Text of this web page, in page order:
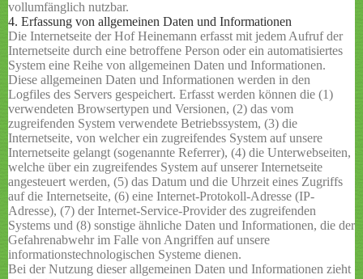
vollumfänglich nutzbar.
4. Erfassung von allgemeinen Daten und Informationen
Die Internetseite der Hof Heinemann erfasst mit jedem Aufruf der
Internetseite durch eine betroffene Person oder ein automatisiertes
System eine Reihe von allgemeinen Daten und Informationen.
Diese allgemeinen Daten und Informationen werden in den
Logfiles des Servers gespeichert. Erfasst werden können die (1)
verwendeten Browsertypen und Versionen, (2) das vom
zugreifenden System verwendete Betriebssystem, (3) die
Internetseite, von welcher ein zugreifendes System auf unsere
Internetseite gelangt (sogenannte Referrer), (4) die Unterwebseiten,
welche über ein zugreifendes System auf unserer Internetseite
angesteuert werden, (5) das Datum und die Uhrzeit eines Zugriffs
auf die Internetseite, (6) eine Internet-Protokoll-Adresse (IP-
Adresse), (7) der Internet-Service-Provider des zugreifenden
Systems und (8) sonstige ähnliche Daten und Informationen, die der
Gefahrenabwehr im Falle von Angriffen auf unsere
informationstechnologischen Systeme dienen.
Bei der Nutzung dieser allgemeinen Daten und Informationen zieht